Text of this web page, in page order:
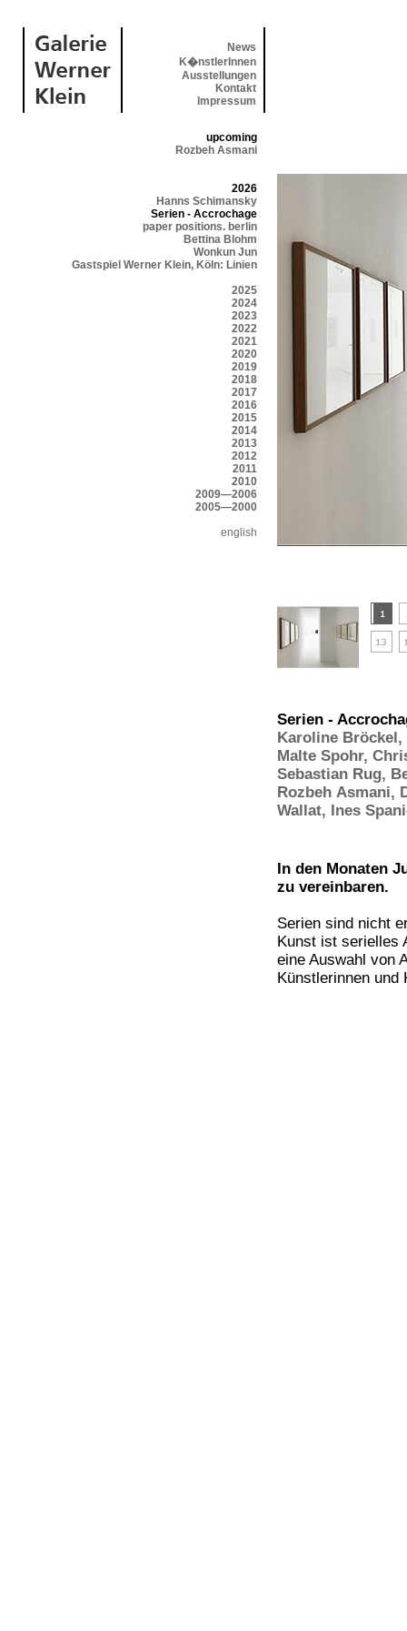
News
K�nstlerInnen
Ausstellungen
Kontakt
Impressum
upcoming
Rozbeh Asmani
2026
Hanns Schimansky
Serien - Accrochage
paper positions. berlin
Bettina Blohm
Wonkun Jun
Gastspiel Werner Klein, Köln: Linien
2025
2024
2023
2022
2021
2020
2019
2018
2017
2016
2015
2014
2013
2012
2011
2010
2009—2006
2005—2000
english
Serien -
Karoline Bröckel,
Malte Spohr,
Sebastian Rug,
Rozbeh Asmani,
Wallat, Ines
In den Monaten
zu vereinbaren.
Serien sind nicht
Kunst ist serielles
eine Auswahl von
Künstlerinnen und